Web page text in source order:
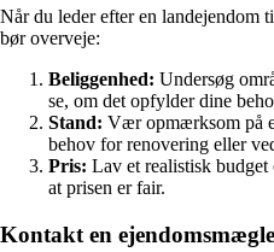
Når du leder efter en landejendom
bør overveje:
Beliggenhed: Undersøg
se, om det opfylder dine
Stand: Vær opmærksom på
behov for renovering eller
Pris: Lav et realistisk budget
at prisen er fair.
Kontakt en